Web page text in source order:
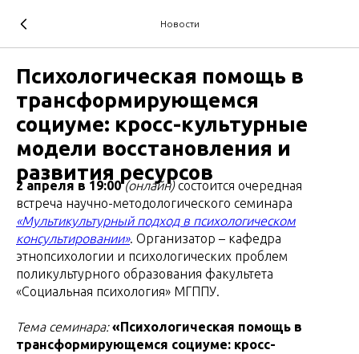
Новости
Психологическая помощь в
трансформирующемся
социуме: кросс-культурные
модели восстановления и
развития ресурсов
2 апреля в 19:00 (онлайн)состоится очередная
встреча научно-методологического семинара
«Мультикультурный подход в психологическом
консультировании». Организатор – кафедра
этнопсихологии и психологических проблем
поликультурного образования факультета
«Социальная психология» МГППУ.
Тема семинара: «Психологическая помощь в
трансформирующемся социуме: кросс-